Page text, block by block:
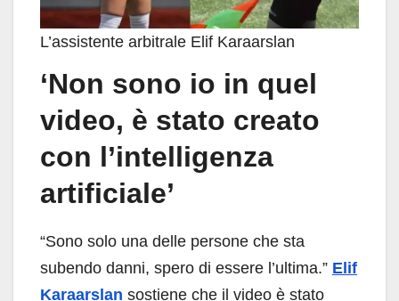
L’assistente arbitrale Elif Karaarslan
‘Non sono io in quel
video, è stato creato
con l’intelligenza
artificiale’
“Sono solo una delle persone che sta
subendo danni, spero di essere l’ultima.” Elif
Karaarslan sostiene che il video è stato